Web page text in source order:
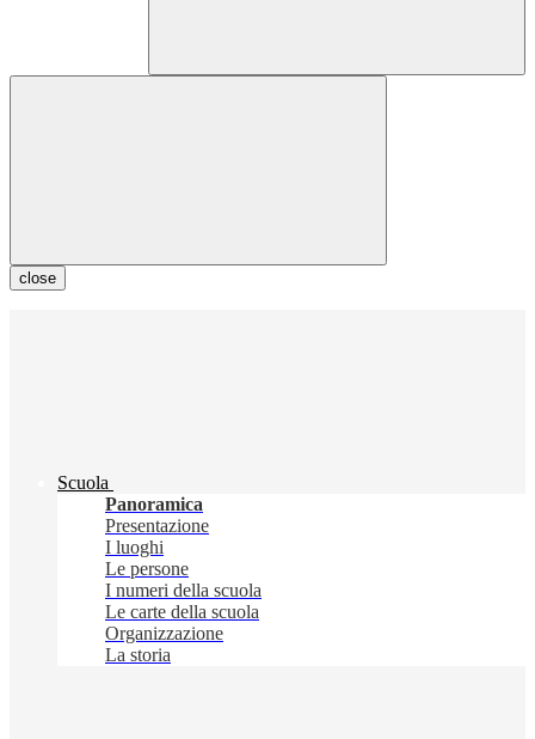
close
Scuola
Panoramica
Presentazione
I luoghi
Le persone
I numeri della scuola
Le carte della scuola
Organizzazione
La storia